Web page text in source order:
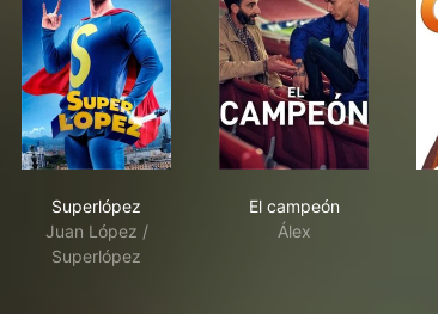
Superlópez
Juan López /
Superlópez
El campeón
Álex